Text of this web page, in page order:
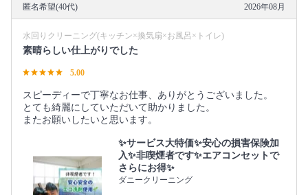
匿名希望(40代) 2026年08月
水回りクリーニング(キッチン×換気扇×お風呂×トイレ)
素晴らしい仕上がりでした
5.00
スピーディーで丁寧なお仕事、ありがとうございました。
とても綺麗にしていただいて助かりました。
またお願いしたいと思います。
✨サービス大特価✨安心の損害保険加
入✨非喫煙者です✨エアコンセットで
さらにお得✨
ダニークリーニング